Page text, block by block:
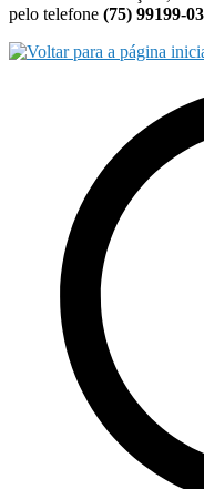
pelo telefone (75) 99199-